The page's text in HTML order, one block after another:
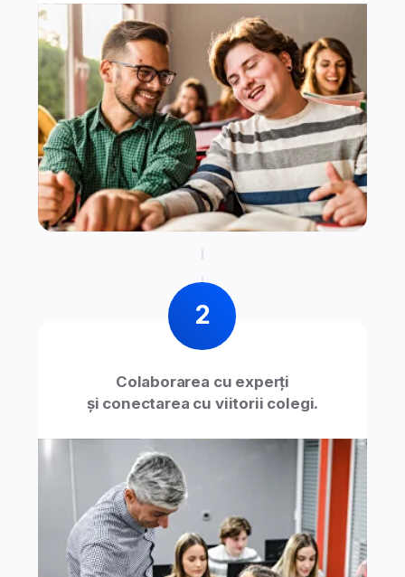
una dintre modalități.
Plan de afaceri +
cunoștințe pentru a-l crea
Chiar în timpul școlarizării, vă veți crea
propriul plan de afaceri, care vă va întări
încrederea în sine și vă va deschide ușile
către lumea antreprenoriatului.
Cursuri de limbi străine
și planificarea carierei
Aveți posibilitatea de a vă îmbunătăți complet
gratuit abilitățile de limbă engleză și germană
Dezvoltarea Carierei vă va ajuta să găsiți cele
Dvs. decideți cum și când studiați –
oricând, de oriunde
Flexibilitate și acces
la cunoștințe în orice
moment